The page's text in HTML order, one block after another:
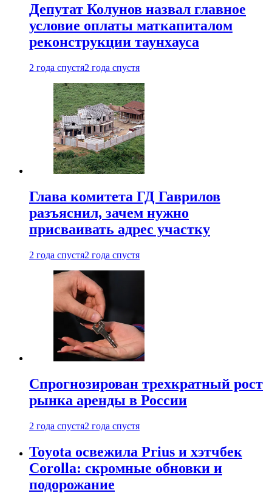
Депутат Колунов назвал главное
условие оплаты маткапиталом
реконструкции таунхауса
2 года спустя2 года спустя
Глава комитета ГД Гаврилов
разъяснил, зачем нужно
присваивать адрес участку
2 года спустя2 года спустя
Спрогнозирован трехкратный рост
рынка аренды в России
2 года спустя2 года спустя
Toyota освежила Prius и хэтчбек
Corolla: скромные обновки и
подорожание